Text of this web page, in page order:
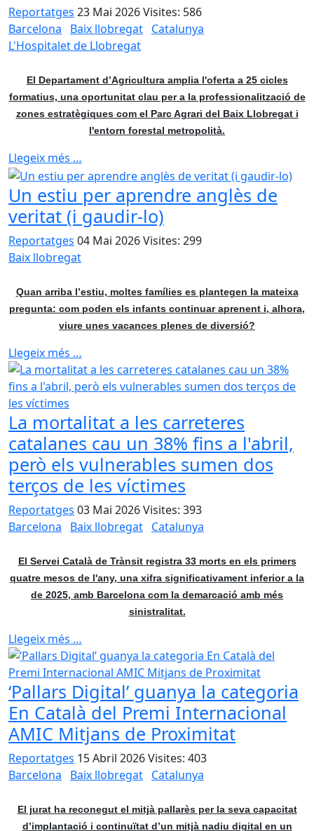
Reportatges 23 Mai 2026Visites: 586
Barcelona
Baix llobregat Catalunya
L'Hospitalet de Llobregat
El Departament d’Agricultura amplia l'oferta a 25 cicles
formatius, una oportunitat clau per a la professionalització de
zones estratègiques com el Parc Agrari del Baix Llobregat i
l'entorn forestal metropolità.
Llegeix més …
Un estiu per aprendre anglès de
veritat (i gaudir-lo)
Reportatges 04 Mai 2026Visites: 299
Baix llobregat
Quan arriba l’estiu, moltes famílies es plantegen la mateixa
pregunta: com poden els infants continuar aprenent i, alhora,
viure unes vacances plenes de diversió?
Llegeix més …
La mortalitat a les carreteres
catalanes cau un 38% fins a l'abril,
però els vulnerables sumen dos
terços de les víctimes
Reportatges 03 Mai 2026Visites: 393
Barcelona
Baix llobregat Catalunya
El Servei Català de Trànsit registra 33 morts en els primers
quatre mesos de l'any, una xifra significativament inferior a la
de 2025, amb Barcelona com la demarcació amb més
sinistralitat.
Llegeix més …
‘Pallars Digital’ guanya la categoria
En Català del Premi Internacional
AMIC Mitjans de Proximitat
Reportatges 15 Abril 2026Visites: 403
Barcelona
Baix llobregat Catalunya
El jurat ha reconegut el mitjà pallarès per la seva capacitat
d’implantació i continuïtat d’un mitjà nadiu digital en un